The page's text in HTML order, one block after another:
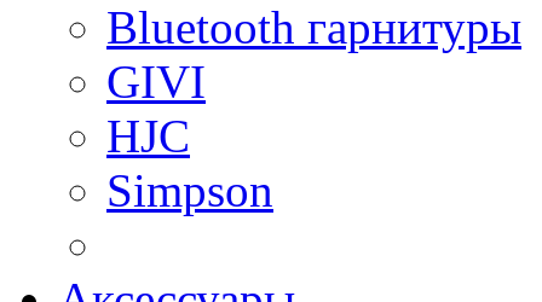
Bluetooth гарнитуры
GIVI
HJC
Simpson